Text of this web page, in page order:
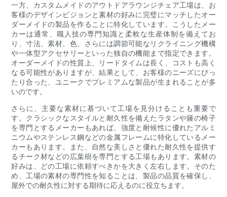
一方、カスタムメイドのアウトドアラウンジチェア工場は、お
客様のデザインビジョンと素材の好みに完璧にマッチしたオー
ダーメイドの製品を作ることに特化しています。こうしたメー
カーは通常、職人技の専門知識と柔軟な生産体制を備えてお
り、寸法、素材、色、さらには調節可能なリクライニング機構
や一体型アクセサリーといった独自の機能まで指定できます。
オーダーメイドの性質上、リードタイムは長く、コストも高く
なる可能性がありますが、結果として、お客様のニーズにぴっ
たり合った、ユニークでプレミアムな製品が生まれることが多
いのです。
さらに、主要な素材に基づいて工場を見分けることも重要で
す。クラシックなスタイルと耐久性を備えたラタンや籐の椅子
を専門とするメーカーもあれば、強度と耐候性に優れたアルミ
ニウムやステンレス鋼などの金属フレームに特化しているメー
カーもあります。また、自然な美しさと優れた耐久性を提供す
るチーク材などの広葉樹を専門とする工場もあります。素材の
好みは、どの工場に依頼すべきかを大きく左右します。そのた
め、工場の素材の専門性を知ることは、製品の品質を確保し、
屋外での耐久性に対する期待に応えるのに役立ちます。